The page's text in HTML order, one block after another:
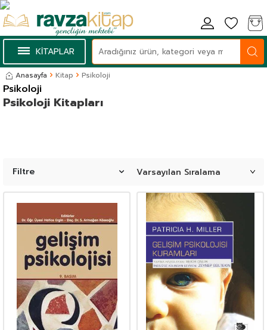
KİTAPLAR
Anasayfa Kitap Psikoloji
Psikoloji
Psikoloji Kitapları
Filtre